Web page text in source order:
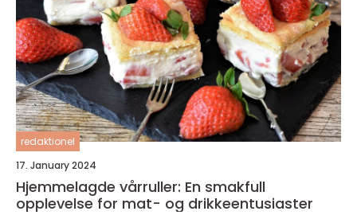
redaktionel
17. January 2024
Hjemmelagde vårruller: En smakfull
opplevelse for mat- og drikkeentusiaster